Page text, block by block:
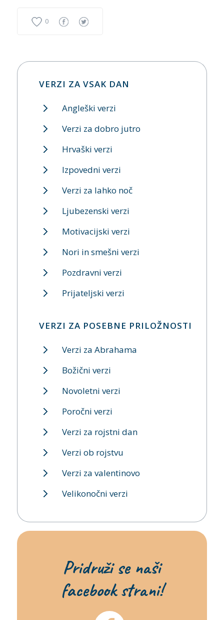
0
VERZI ZA VSAK DAN
Angleški verzi
Verzi za dobro jutro
Hrvaški verzi
Izpovedni verzi
Verzi za lahko noč
Ljubezenski verzi
Motivacijski verzi
Nori in smešni verzi
Pozdravni verzi
Prijateljski verzi
VERZI ZA POSEBNE PRILOŽNOSTI
Verzi za Abrahama
Božični verzi
Novoletni verzi
Poročni verzi
Verzi za rojstni dan
Verzi ob rojstvu
Verzi za valentinovo
Velikonočni verzi
Pridruži se naši
facebook strani!